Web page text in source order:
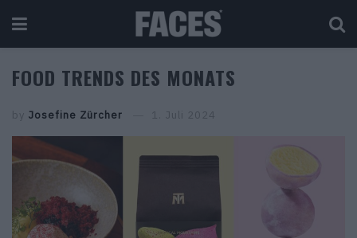
FOOD TRENDS DES MONATS
by Josefine Zürcher 1. Juli 2024